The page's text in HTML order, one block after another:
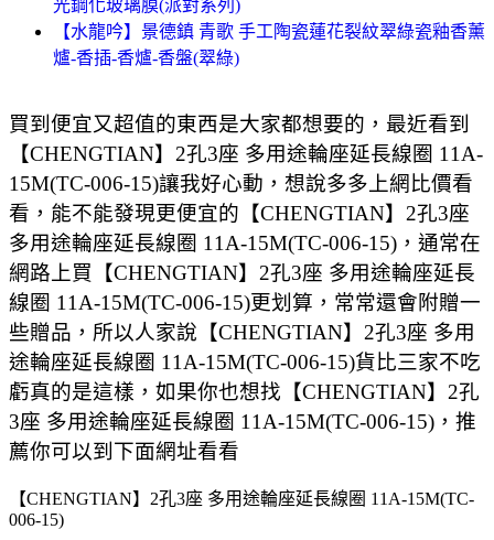
光鋼化玻璃膜(派對系列)
【水龍吟】景德鎮 青歌 手工陶瓷蓮花裂紋翠綠瓷釉香薰
爐-香插-香爐-香盤(翠綠)
買到便宜又超值的東西是大家都想要的，最近看到
【CHENGTIAN】2孔3座 多用途輪座延長線圈 11A-
15M(TC-006-15)讓我好心動，想說多多上網比價看
看，能不能發現更便宜的【CHENGTIAN】2孔3座
多用途輪座延長線圈 11A-15M(TC-006-15)，通常在
網路上買【CHENGTIAN】2孔3座 多用途輪座延長
線圈 11A-15M(TC-006-15)更划算，常常還會附贈一
些贈品，所以人家說【CHENGTIAN】2孔3座 多用
途輪座延長線圈 11A-15M(TC-006-15)貨比三家不吃
虧真的是這樣，如果你也想找【CHENGTIAN】2孔
3座 多用途輪座延長線圈 11A-15M(TC-006-15)，推
薦你可以到下面網址看看
【CHENGTIAN】2孔3座 多用途輪座延長線圈 11A-15M(TC-
006-15)